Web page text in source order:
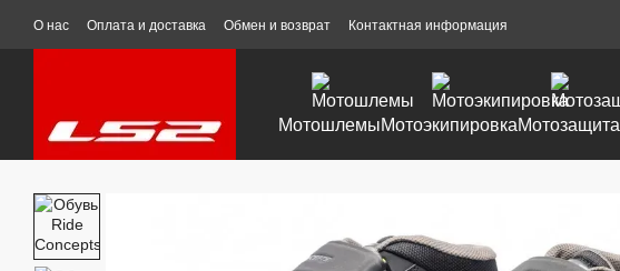
Перейти к основному контенту
О нас Оплата и доставка Обмен и возврат Контактная информация
МотошлемыМотоэкипировкаМотозащита